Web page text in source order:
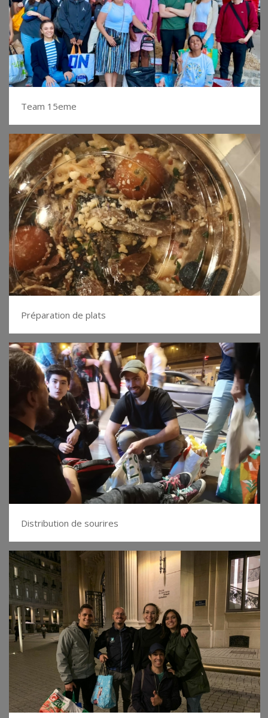
Team 15eme
Préparation de plats
Distribution de sourires